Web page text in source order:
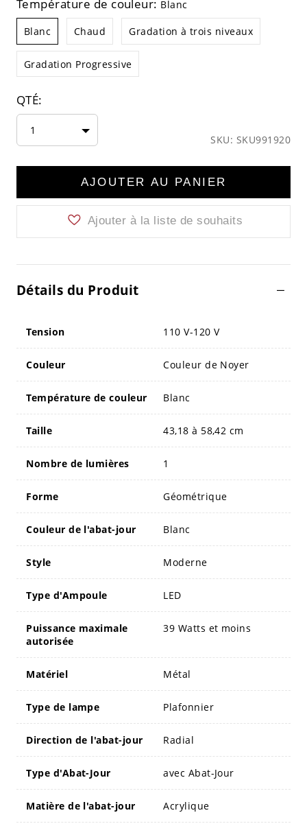
Température de couleur: Blanc
Blanc Chaud Gradation à trois niveaux
Gradation Progressive
QTÉ:
1
SKU: SKU991920
AJOUTER AU PANIER
Ajouter à la liste de souhaits
Détails du Produit
Tension 110 V-120 V
Couleur Couleur de Noyer
Température de couleur Blanc
Taille 43,18 à 58,42 cm
Nombre de lumières 1
Forme Géométrique
Couleur de l'abat-jour Blanc
Style Moderne
Type d'Ampoule LED
Puissance maximale
autorisée
39 Watts et moins
Matériel Métal
Type de lampe Plafonnier
Direction de l'abat-jour Radial
Type d'Abat-Jour avec Abat-Jour
Matière de l'abat-jour Acrylique